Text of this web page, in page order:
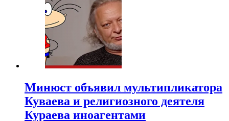
Минюст объявил мультипликатора
Куваева и религиозного деятеля
Кураева иноагентами